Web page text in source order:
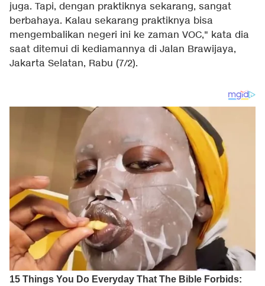
juga. Tapi, dengan praktiknya sekarang, sangat
berbahaya. Kalau sekarang praktiknya bisa
mengembalikan negeri ini ke zaman VOC," kata dia
saat ditemui di kediamannya di Jalan Brawijaya,
Jakarta Selatan, Rabu (7/2).